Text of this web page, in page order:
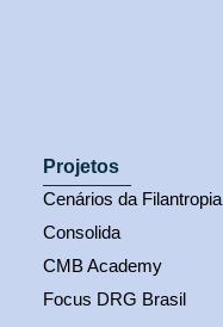
Projetos
Cenários da Filantropia
Consolida
CMB Academy
Focus DRG Brasil